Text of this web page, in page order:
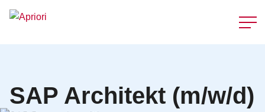
SAP Architekt (m/w/d)